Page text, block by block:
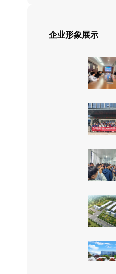
企业形象展示